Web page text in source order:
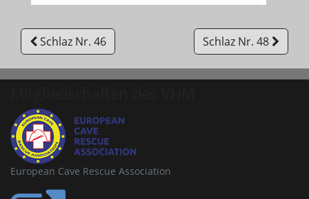
Schlaz Nr. 46 Schlaz Nr. 48
European Cave Rescue Association